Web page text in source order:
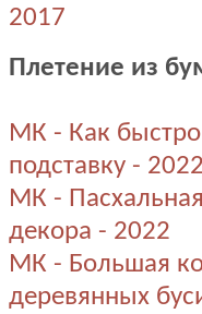
2017
Плетение из
МК - Как
подставку -
МК -
декора - 2022
МК - Большая
деревянных